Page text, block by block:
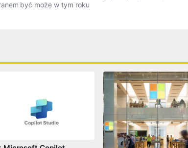
być może w tym roku